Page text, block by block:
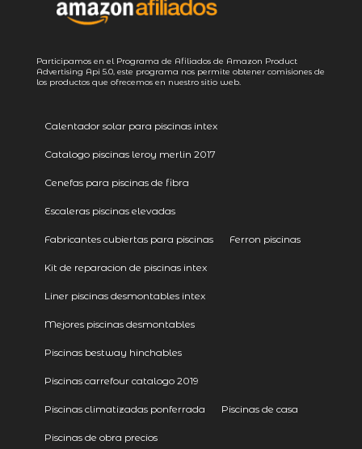
Participamos en el Programa de Afiliados de Amazon Product
Advertising Api 5.0, este programa nos permite obtener comisiones de
los productos que ofrecemos en nuestro sitio web.
Calentador solar para piscinas intex
Catalogo piscinas leroy merlin 2017
Cenefas para piscinas de fibra
Escaleras piscinas elevadas
Fabricantes cubiertas para piscinas Ferron piscinas
Kit de reparacion de piscinas intex
Liner piscinas desmontables intex
Mejores piscinas desmontables
Piscinas bestway hinchables
Piscinas carrefour catalogo 2019
Piscinas climatizadas ponferrada Piscinas de casa
Piscinas de obra precios